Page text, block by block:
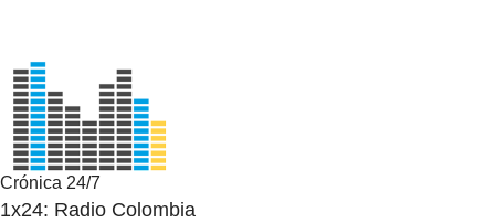
Crónica 24/7
1x24: Radio Colombia